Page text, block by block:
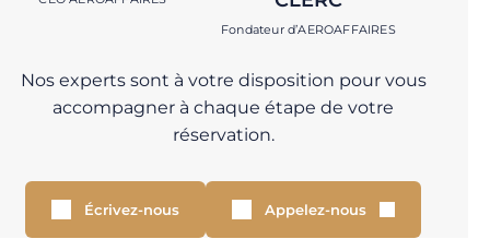
Fondateur d’AEROAFFAIRES
Nos experts sont à votre disposition pour vous
accompagner à chaque étape de votre
réservation.
Écrivez-nous Appelez-nous